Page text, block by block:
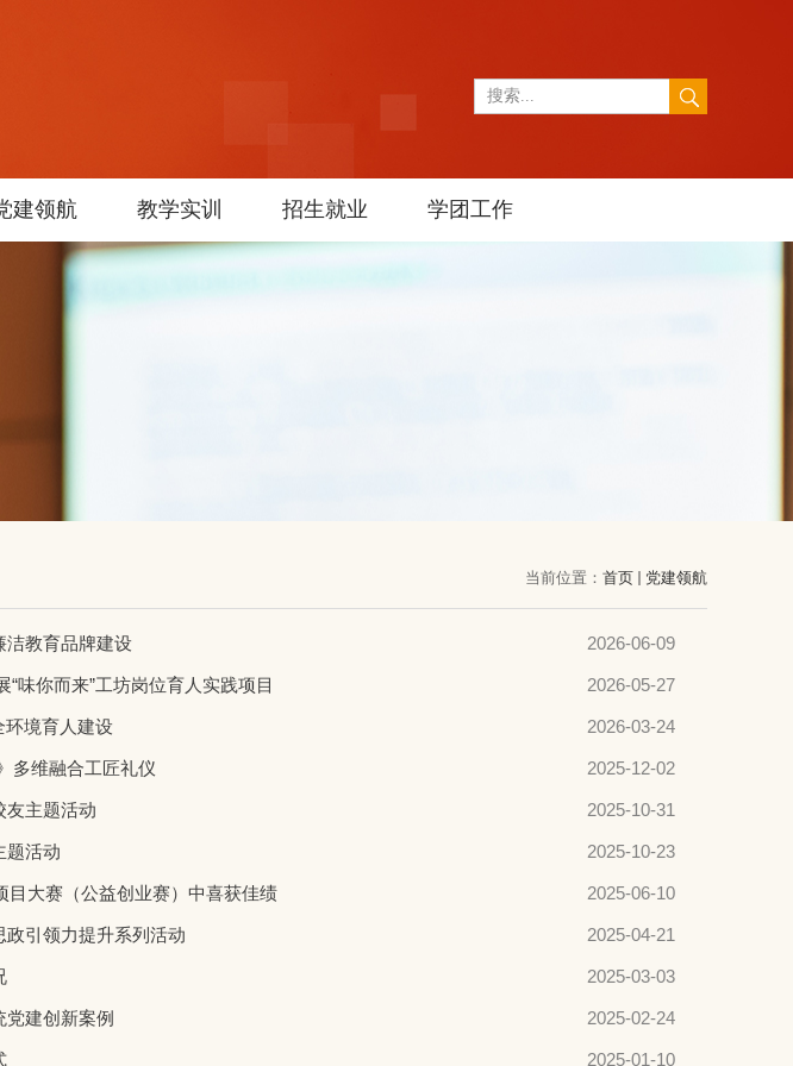
建领航 教学实训 招生就业 学团工作
当前位置： 首页 党建领航
洁教育品牌建设 2026-06-09
你而来”工坊岗位育人实践项目 2026-05-27
环境育人建设 2026-03-24
多维融合工匠礼仪 2025-12-02
友主题活动 2025-10-31
题活动 2025-10-23
目大赛（公益创业赛）中喜获佳绩 2025-06-10
政引领力提升系列活动 2025-04-21
2025-03-03
党建创新案例 2025-02-24
2025-01-10